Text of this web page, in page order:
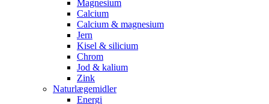
Magnesium
Calcium
Calcium & magnesium
Jern
Kisel & silicium
Chrom
Jod & kalium
Zink
Naturlægemidler
Energi